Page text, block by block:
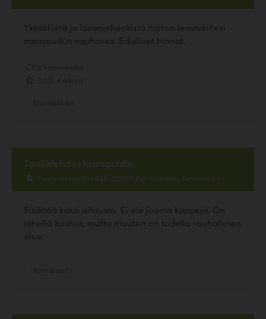
Yksilöllistä ja lämminhenkistä hoitoa lemmikillesi
maaseudun rauhassa. Edulliset hinnat.
Taalintehdas koirapuisto
Taalintehtaantie 638, 25900 Kemiönsaari, Kemiönsaari
Sisältää kaksi aitausta. Ei ole juoma kuppeja. On
lähellä koulua, mutta muuten on todella rauhallinen
alue.